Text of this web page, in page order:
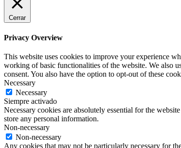
Cerrar
Privacy Overview
This website uses cookies to improve your experience
working of basic functionalities of the website. We also
consent. You also have the option to opt-out of these
Necessary
Necessary
Siempre activado
Necessary cookies are absolutely essential for the
store any personal information.
Non-necessary
Non-necessary
Any cookies that may not be particularly necessary for